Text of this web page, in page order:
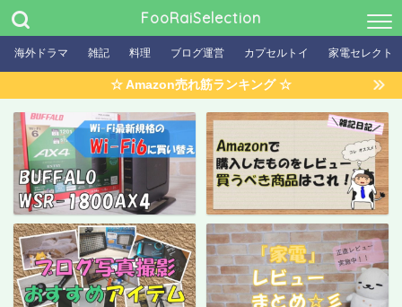
FooRaiSelection
海外ドラマ 雑記 料理 ブログ運営 カプセルトイ 家電セレクト
☆ Amazon売れ筋ランキング ☆